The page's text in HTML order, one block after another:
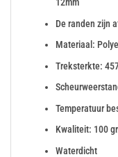
12mm
De randen zijn
Materiaal:
Treksterkte:
Temperatuur
Kwaliteit: 100
Waterdicht